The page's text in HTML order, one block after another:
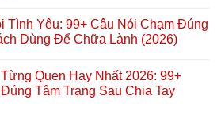
Tình Yêu: 99+ Câu Nói Chạm Đúng
Dùng Để Chữa Lành (2026)
Quen Hay Nhất 2026: 99+
Tâm Trạng Sau Chia Tay